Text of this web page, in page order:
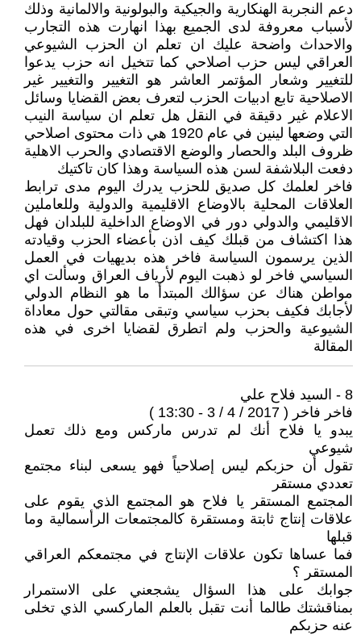
دعم النجربة الهنكارية والجيكية والبولونية والالمانية وذلك
لأسباب معروفة لدى الجميع بهذا انهارت هذه التجارب
والاحداث واضحة عليك ان تعلم ان الحزب الشيوعي
العراقي ليس حزب اصلاحي كما تتخيل انه حزب يدعوا
للتغيير وشعار المؤتمر العاشر هو التغيير والتغيير غير
الاصلاحية تابع ادبيات الحزب لتعرف بعض القضايا وسائل
الاعلام غير دقيقة في النقل هل تعلم ان سياسة النيب
التي وضعها لينين في عام 1920 هي ذات محتوى اصلاحي
ظروف البلد والحصار والوضع الاقتصادي والحرب الاهلية
دفعت البلاشفة لسن هذه السياسة وهذا كان تاكتيك
فاخر لعلمك كل صديق للحزب يدرك اليوم مدى ترابط
العلاقات المحلية بالاوضاع الاقليمية والدولية وللعاملين
الاقليمي والدولي دور في الاوضاع الداخلية للبلدان فهل
هذا اكتشاف من قبلك كيف اذن بأعضاء الحزب وقيادته
الذين يرسمون السياسة فاخر هذه بديهيات في العمل
السياسي فاخر لو ذهبت اليوم لأرياف العراق وسألت اي
مواطن هناك عن سؤالك المبتدأ ما هو النظام الدولي
لأجابك فكيف بحزب سياسي وتبقى مقالتي حول معاداة
الشيوعية والحزب ولم اتطرق لقضايا اخرى في هذه
المقالة
8 - السيد فلاح علي
فاخر فاخر ( 2017 / 4 / 3 - 13:30 )
يبدو يا فلاح أنك لم تدرس ماركس ومع ذلك تعمل
شيوعي
تقول أن حزبكم ليس إصلاحياً فهو يسعى لبناء مجتمع
تعددي مستقر
المجتمع المستقر يا فلاح هو المجتمع الذي يقوم على
علاقات إنتاج ثابتة ومستقرة كالمجتمعات الرأسمالية وما
قبلها
فما عساها تكون علاقات الإنتاج في مجتمعكم العراقي
المستقر ؟
جوابك على هذا السؤال يشجعني على الاستمرار
بمناقشتك طالما أنت تقبل بالعلم الماركسي الذي تخلى
عنه حزبكم